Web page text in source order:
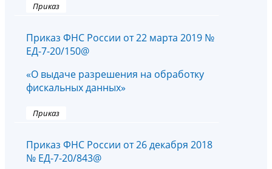
Приказ
Приказ ФНС России от 22 марта 2019 №
ЕД-7-20/150@
«О выдаче разрешения на обработку
фискальных данных»
Приказ
Приказ ФНС России от 26 декабря 2018
№ ЕД-7-20/843@